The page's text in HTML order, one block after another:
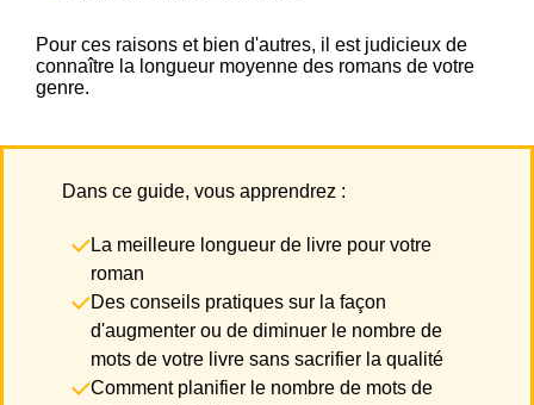
Pour ces raisons et bien d'autres, il est judicieux de
connaître la longueur moyenne des romans de votre
genre.
Dans ce guide, vous apprendrez :
La meilleure longueur de livre pour votre
roman
Des conseils pratiques sur la façon
d'augmenter ou de diminuer le nombre de
mots de votre livre sans sacrifier la qualité
Comment planifier le nombre de mots de